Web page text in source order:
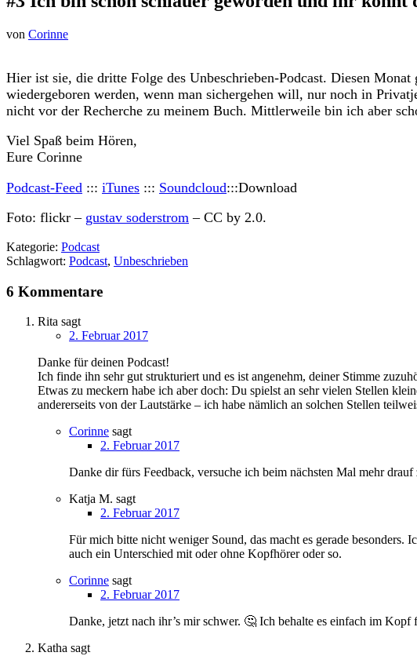
von Corinne
Hier ist sie, die dritte Folge des Unbeschrieben-Podcast. Diesen
wiedergeboren werden, wenn man sichergehen will, nur noch in
nicht vor der Recherche zu meinem Buch. Mittlerweile bin ich aber
Viel Spaß beim Hören,
Eure Corinne
Podcast-Feed ::: iTunes ::: Soundcloud:::Download
Foto: flickr – gustav soderstrom – CC by 2.0.
Kategorie: Podcast
Schlagwort: Podcast, Unbeschrieben
6 Kommentare
Rita sagt
2. Februar 2017
Danke für deinen Podcast!
Ich finde ihn sehr gut strukturiert und es ist angenehm, deiner Stimme
Etwas zu meckern habe ich aber doch: Du spielst an sehr vielen Stellen
andererseits von der Lautstärke – ich habe nämlich an solchen Stellen
Corinne sagt
2. Februar 2017
Danke dir fürs Feedback, versuche ich beim nächsten Mal mehr
Katja M. sagt
2. Februar 2017
Für mich bitte nicht weniger Sound, das macht es gerade
auch ein Unterschied mit oder ohne Kopfhörer oder so.
Corinne sagt
2. Februar 2017
Danke, jetzt nach ihr’s mir schwer. 🤔 Ich behalte es einfach im
Katha sagt